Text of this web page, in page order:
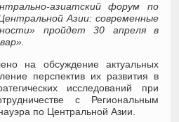
азиатский форум по
Азии: современные
пройдет 30 апреля в
на обсуждение актуальных
перспектив их развития в
исследований при
с Региональным
по Центральной Азии.